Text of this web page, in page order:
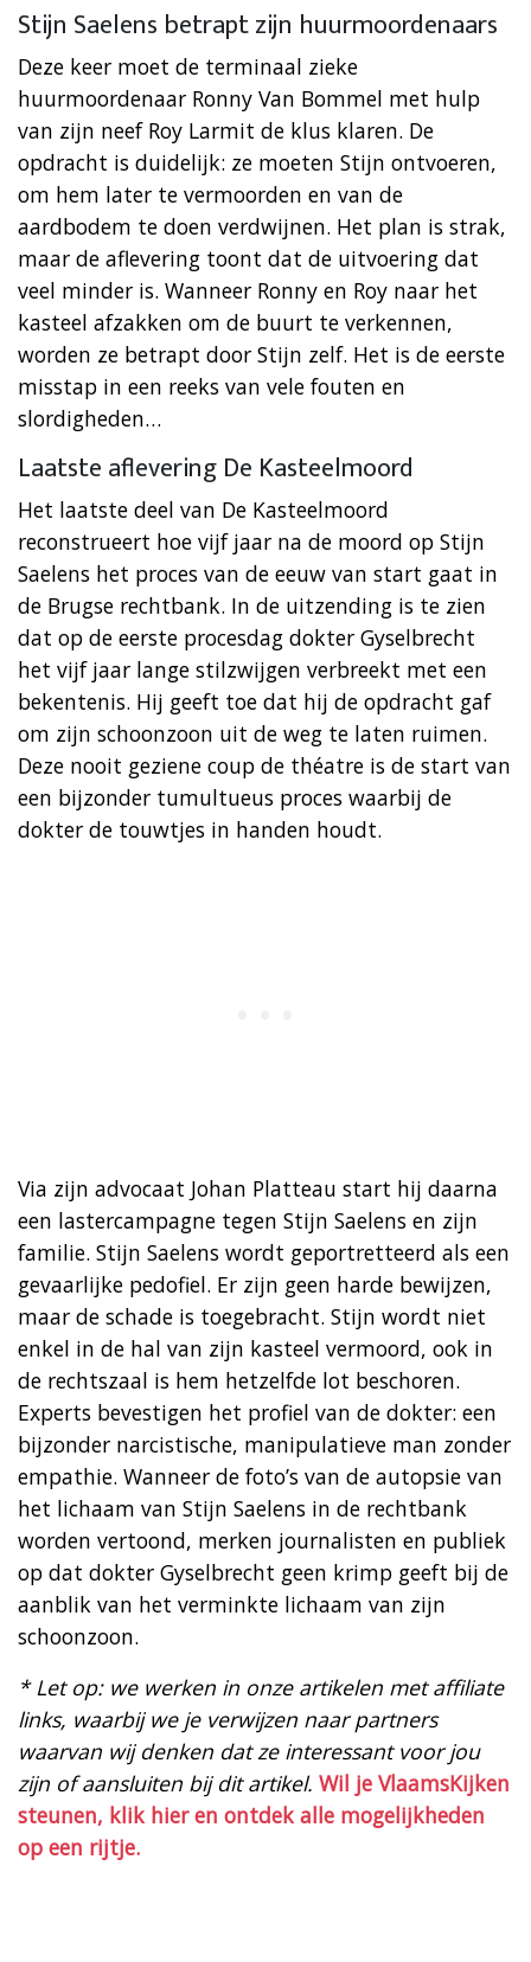
Stijn Saelens betrapt zijn huurmoordenaars
Deze keer moet de terminaal zieke
huurmoordenaar Ronny Van Bommel met hulp
van zijn neef Roy Larmit de klus klaren. De
opdracht is duidelijk: ze moeten Stijn ontvoeren,
om hem later te vermoorden en van de
aardbodem te doen verdwijnen. Het plan is strak,
maar de aflevering toont dat de uitvoering dat
veel minder is. Wanneer Ronny en Roy naar het
kasteel afzakken om de buurt te verkennen,
worden ze betrapt door Stijn zelf. Het is de eerste
misstap in een reeks van vele fouten en
slordigheden…
Laatste aflevering De Kasteelmoord
Het laatste deel van De Kasteelmoord
reconstrueert hoe vijf jaar na de moord op Stijn
Saelens het proces van de eeuw van start gaat in
de Brugse rechtbank. In de uitzending is te zien
dat op de eerste procesdag dokter Gyselbrecht
het vijf jaar lange stilzwijgen verbreekt met een
bekentenis. Hij geeft toe dat hij de opdracht gaf
om zijn schoonzoon uit de weg te laten ruimen.
Deze nooit geziene coup de théatre is de start van
een bijzonder tumultueus proces waarbij de
dokter de touwtjes in handen houdt.
Via zijn advocaat Johan Platteau start hij daarna
een lastercampagne tegen Stijn Saelens en zijn
familie. Stijn Saelens wordt geportretteerd als een
gevaarlijke pedofiel. Er zijn geen harde bewijzen,
maar de schade is toegebracht. Stijn wordt niet
enkel in de hal van zijn kasteel vermoord, ook in
de rechtszaal is hem hetzelfde lot beschoren.
Experts bevestigen het profiel van de dokter: een
bijzonder narcistische, manipulatieve man zonder
empathie. Wanneer de foto’s van de autopsie van
het lichaam van Stijn Saelens in de rechtbank
worden vertoond, merken journalisten en publiek
op dat dokter Gyselbrecht geen krimp geeft bij de
aanblik van het verminkte lichaam van zijn
schoonzoon.
* Let op: we werken in onze artikelen met affiliate
links, waarbij we je verwijzen naar partners
waarvan wij denken dat ze interessant voor jou
zijn of aansluiten bij dit artikel. Wil je VlaamsKijken
steunen, klik hier en ontdek alle mogelijkheden
op een rijtje.